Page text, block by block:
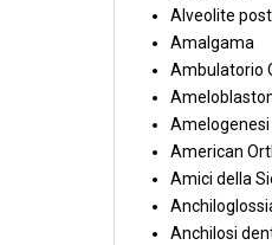
Alveolite
Amalgama
Ambulatorio
American
Amici della
Anchilosi